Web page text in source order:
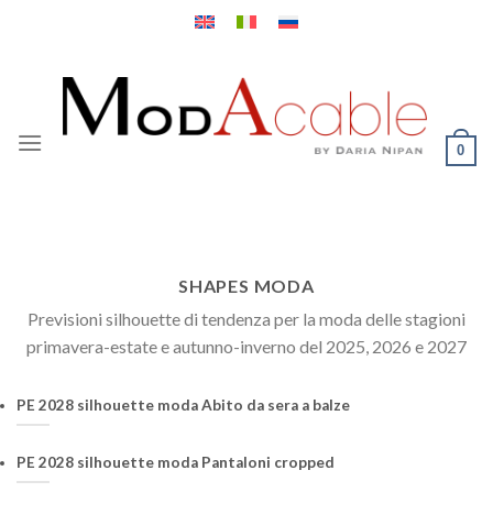
0
SHAPES MODA
Previsioni silhouette di tendenza per la moda delle stagioni
primavera-estate e autunno-inverno del 2025, 2026 e 2027
PE 2028 silhouette moda Abito da sera a balze
PE 2028 silhouette moda Pantaloni cropped